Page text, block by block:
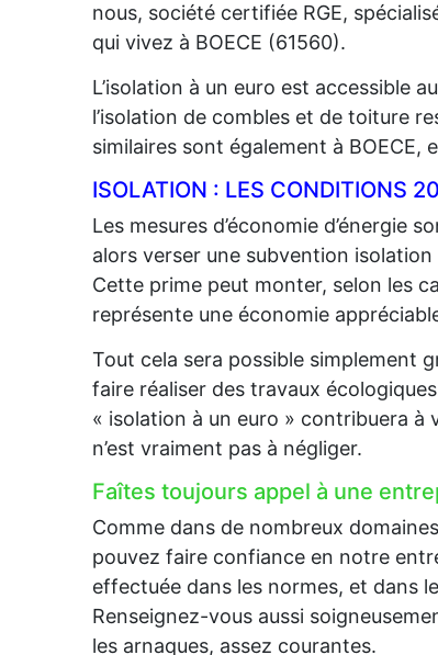
nous, société certifiée RGE,
qui vivez à BOECE (61560).
L’isolation à un euro est accessible
l’isolation de combles et de toiture
similaires sont également à
ISOLATION : LES CONDITIONS
Les mesures d’économie d’énergie
alors verser une subvention
Cette prime peut monter, selon les
représente une économie
Tout cela sera possible simplement
faire réaliser des travaux
« isolation à un euro » contribuera à
n’est vraiment pas à négliger.
Faîtes toujours appel à une
Comme dans de nombreux
pouvez faire confiance en notre
effectuée dans les normes, et dans
Renseignez-vous aussi
les arnaques, assez courantes.